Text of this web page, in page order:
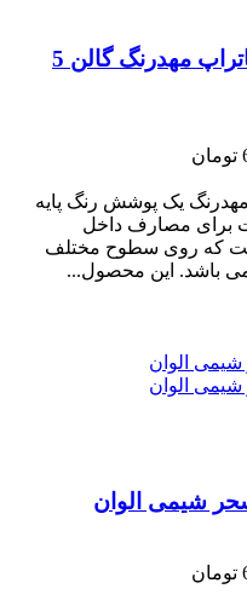
رنگ نیم پلاستیک سفید مات ساتراپ مهدرنگ گالن 5
یک پوشش رنگ پایه
برای مصارف داخل
که روی سطوح مختلف
می باشد. این محصول...
شیمی الوان